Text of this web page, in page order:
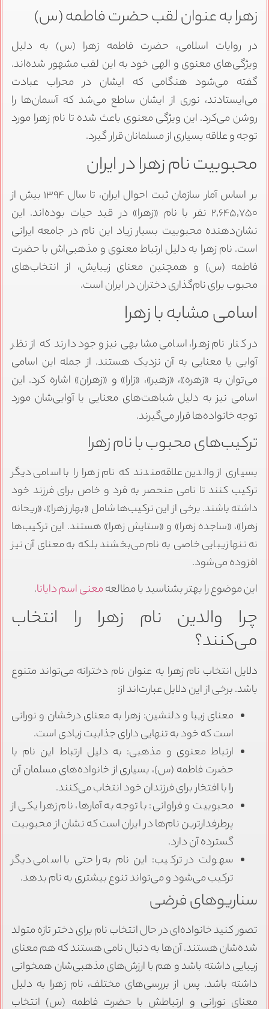
زهرا به عنوان لقب حضرت فاطمه (س)
در روایات اسلامی، حضرت فاطمه زهرا (س) به دلیل
ویژگی‌های معنوی و الهی خود به این لقب مشهور شده‌اند.
گفته می‌شود هنگامی که ایشان در محراب عبادت
می‌ایستادند، نوری از ایشان ساطع می‌شد که آسمان‌ها را
روشن می‌کرد. این ویژگی معنوی باعث شده تا نام زهرا مورد
توجه و علاقه بسیاری از مسلمانان قرار گیرد.
محبوبیت نام زهرا در ایران
بر اساس آمار سازمان ثبت احوال ایران، تا سال ۱۳۹۴ بیش از
۲٬۶۴۵٬۷۵۰ نفر با نام «زهرا» در قید حیات بوده‌اند. این
نشان‌دهنده محبوبیت بسیار زیاد این نام در جامعه ایرانی
است. نام زهرا به دلیل ارتباط معنوی و مذهبی‌اش با حضرت
فاطمه (س) و همچنین معنای زیبایش، از انتخاب‌های
محبوب برای نام‌گذاری دختران در ایران است.
اسامی مشابه با زهرا
در کنار نام زهرا، اسامی مشابهی نیز وجود دارند که از نظر
آوایی یا معنایی به آن نزدیک هستند. از جمله این اسامی
می‌توان به «زهره»، «زهیر»، «زارا» و «زهران» اشاره کرد. این
اسامی نیز به دلیل شباهت‌های معنایی یا آوایی‌شان مورد
توجه خانواده‌ها قرار می‌گیرند.
ترکیب‌های محبوب با نام زهرا
بسیاری از والدین علاقه‌مندند که نام زهرا را با اسامی دیگر
ترکیب کنند تا نامی منحصر به فرد و خاص برای فرزند خود
داشته باشند. برخی از این ترکیب‌ها شامل «بهار زهرا»، «ریحانه
زهرا»، «ساجده زهرا» و «ستایش زهرا» هستند. این ترکیب‌ها
نه تنها زیبایی خاصی به نام می‌بخشند بلکه به معنای آن نیز
افزوده می‌شود.
این موضوع را بهتر بشناسید با مطالعهمعنی اسم دایانا.
چرا والدین نام زهرا را انتخاب
می‌کنند؟
دلایل انتخاب نام زهرا به عنوان نام دخترانه می‌تواند متنوع
باشد. برخی از این دلایل عبارت‌اند از:
معنای زیبا و دلنشین: زهرا به معنای درخشان و نورانی
است که خود به تنهایی دارای جذابیت زیادی است.
ارتباط معنوی و مذهبی: به دلیل ارتباط این نام با
حضرت فاطمه (س)، بسیاری از خانواده‌های مسلمان آن
را با افتخار برای فرزندان خود انتخاب می‌کنند.
محبوبیت و فراوانی: با توجه به آمارها، نام زهرا یکی از
پرطرفدارترین نام‌ها در ایران است که نشان از محبوبیت
گسترده آن دارد.
سهولت در ترکیب: این نام به راحتی با اسامی دیگر
ترکیب می‌شود و می‌تواند تنوع بیشتری به نام بدهد.
سناریوهای فرضی
تصور کنید خانواده‌ای در حال انتخاب نام برای دختر تازه متولد
شده‌شان هستند. آن‌ها به دنبال نامی هستند که هم معنای
زیبایی داشته باشد و هم با ارزش‌های مذهبی‌شان همخوانی
داشته باشد. پس از بررسی‌های مختلف، نام زهرا به دلیل
معنای نورانی و ارتباطش با حضرت فاطمه (س) انتخاب